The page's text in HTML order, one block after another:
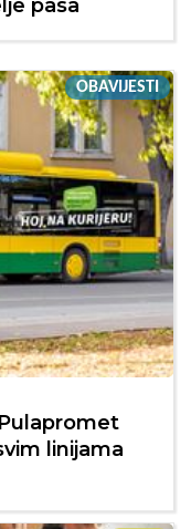
pasa
OBAVIJESTI
linijama